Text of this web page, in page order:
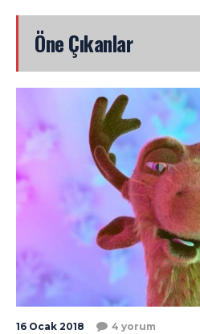
Öne Çıkanlar
16 Ocak 2018 4 yorum